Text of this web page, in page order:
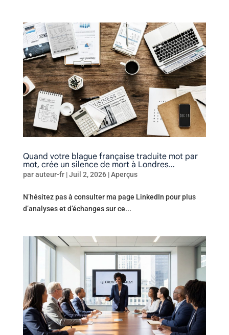
Quand votre blague française traduite mot par
mot, crée un silence de mort à Londres…
parauteur-fr|Juil 2, 2026|Aperçus
N’hésitez pas à consulter ma page LinkedIn pour plus
d’analyses et d’échanges sur ce...